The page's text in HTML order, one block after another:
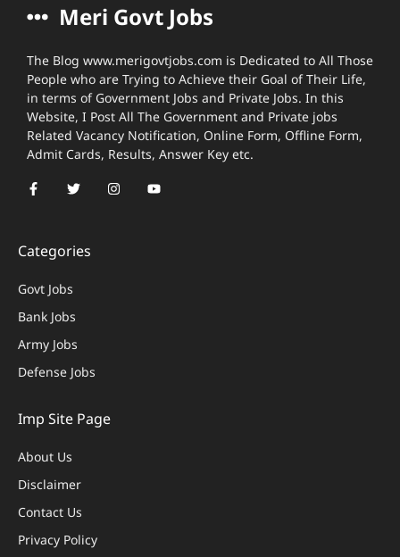
Meri Govt Jobs
The Blog www.merigovtjobs.com is Dedicated to All Those
People who are Trying to Achieve their Goal of Their Life,
in terms of Government Jobs and Private Jobs. In this
Website, I Post All The Government and Private jobs
Related Vacancy Notification, Online Form, Offline Form,
Admit Cards, Results, Answer Key etc.
Categories
Govt Jobs
Bank Jobs
Army Jobs
Defense Jobs
Imp Site Page
About Us
Disclaimer
Contact Us
Privacy Policy